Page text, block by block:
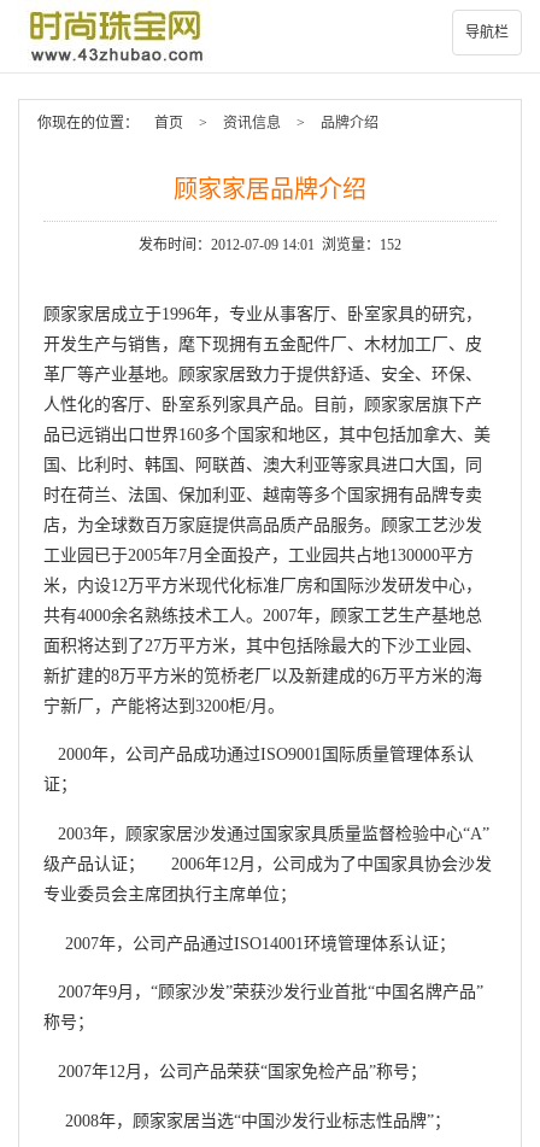
导航栏
你现在的位置： 首页 > 资讯信息 > 品牌介绍
顾家家居品牌介绍
发布时间：2012-07-09 14:01 浏览量：152
顾家家居成立于1996年，专业从事客厅、卧室家具的研究，
开发生产与销售，麾下现拥有五金配件厂、木材加工厂、皮
革厂等产业基地。顾家家居致力于提供舒适、安全、环保、
人性化的客厅、卧室系列家具产品。目前，顾家家居旗下产
品已远销出口世界160多个国家和地区，其中包括加拿大、美
国、比利时、韩国、阿联酋、澳大利亚等家具进口大国，同
时在荷兰、法国、保加利亚、越南等多个国家拥有品牌专卖
店，为全球数百万家庭提供高品质产品服务。顾家工艺沙发
工业园已于2005年7月全面投产，工业园共占地130000平方
米，内设12万平方米现代化标准厂房和国际沙发研发中心，
共有4000余名熟练技术工人。2007年，顾家工艺生产基地总
面积将达到了27万平方米，其中包括除最大的下沙工业园、
新扩建的8万平方米的笕桥老厂以及新建成的6万平方米的海
宁新厂，产能将达到3200柜/月。
2000年，公司产品成功通过ISO9001国际质量管理体系认
证；
2003年，顾家家居沙发通过国家家具质量监督检验中心“A”
级产品认证； 2006年12月，公司成为了中国家具协会沙发
专业委员会主席团执行主席单位；
2007年，公司产品通过ISO14001环境管理体系认证；
2007年9月，“顾家沙发”荣获沙发行业首批“中国名牌产品”
称号；
2007年12月，公司产品荣获“国家免检产品”称号；
2008年，顾家家居当选“中国沙发行业标志性品牌”；